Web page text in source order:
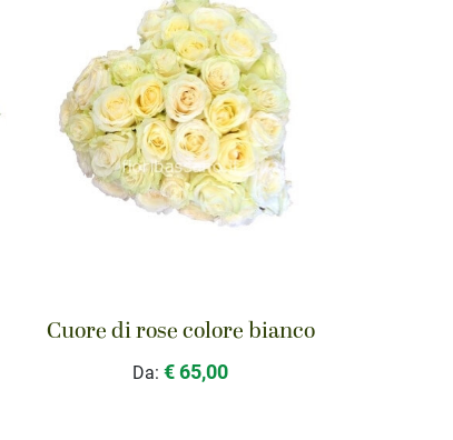
Cuore di rose colore bianco
Da:€ 65,00